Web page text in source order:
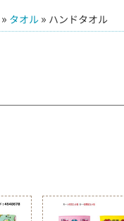
» タオル » ハンドタオル